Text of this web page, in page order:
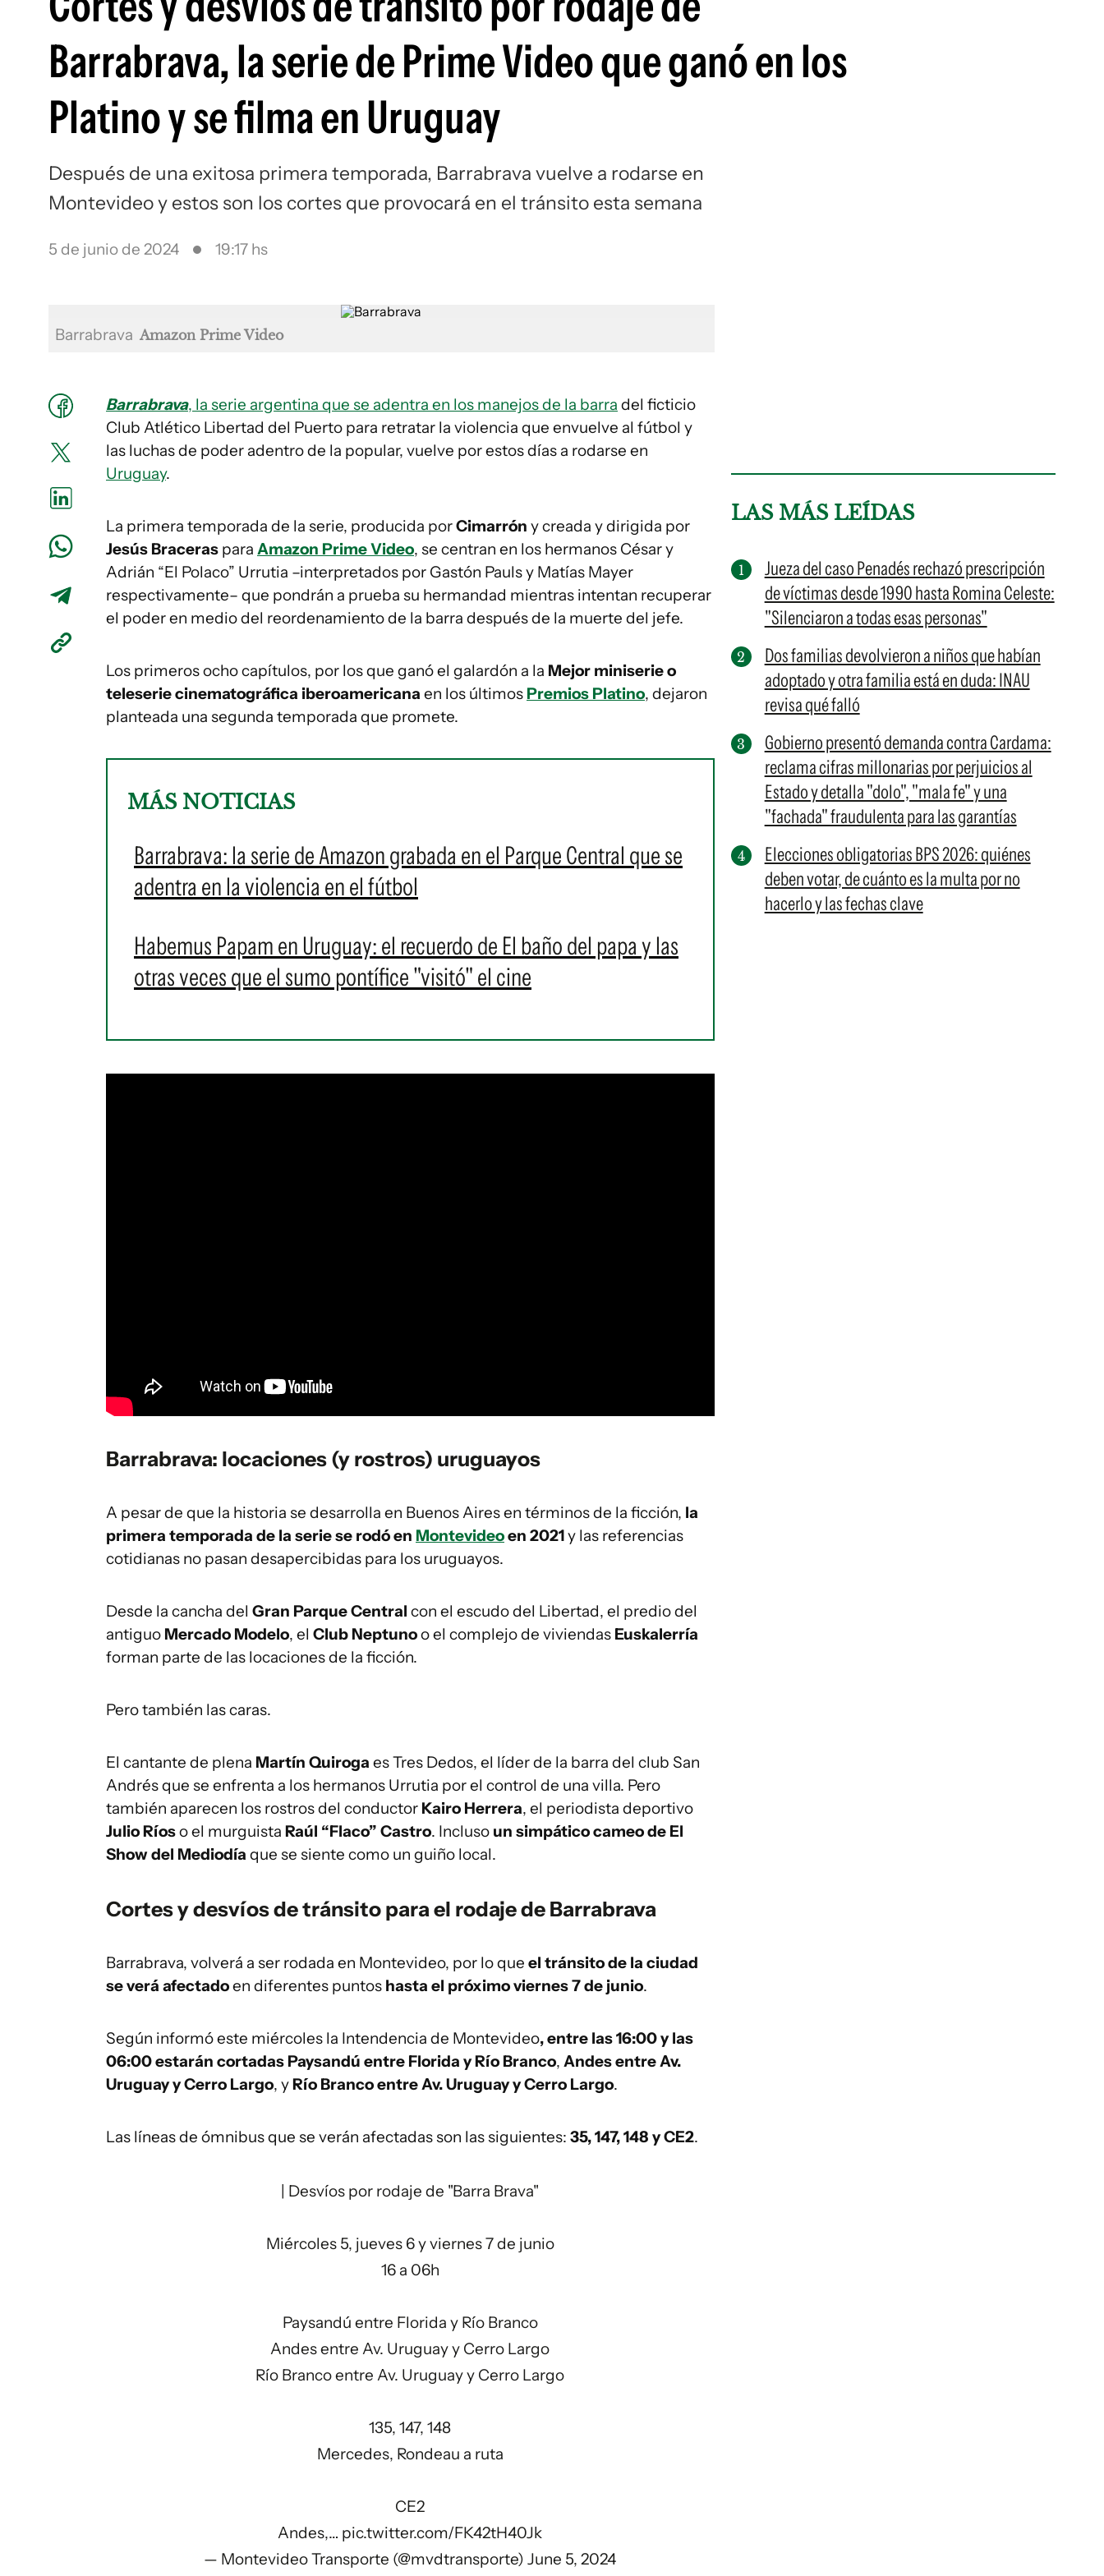
Barrabrava, la serie de Prime Video que ganó en los
Platino y se filma en Uruguay
Después de una exitosa primera temporada, Barrabrava vuelve a rodarse en
Montevideo y estos son los cortes que provocará en el tránsito esta semana
5 de junio de 2024 19:17 hs
Barrabrava Amazon Prime Video
Barrabrava, la serie argentina que se adentra en los manejos de la barra del ficticio
Club Atlético Libertad del Puerto para retratar la violencia que envuelve al fútbol y
las luchas de poder adentro de la popular, vuelve por estos días a rodarse en
Uruguay.
La primera temporada de la serie, producida porCimarrón y creada y dirigida por
Jesús Braceras para Amazon Prime Video, se centran en los hermanos César y
Adrián “El Polaco” Urrutia –interpretados por Gastón Pauls y Matías Mayer
respectivamente– que pondrán a prueba su hermandad mientras intentan recuperar
el poder en medio del reordenamiento de la barra después de la muerte del jefe.
Los primeros ocho capítulos, por los que ganó el galardón a la Mejor miniserie o
teleserie cinematográfica iberoamericana en los últimos Premios Platino, dejaron
planteada una segunda temporada que promete.
MÁS NOTICIAS
Barrabrava: la serie de Amazon grabada en el Parque Central que se
adentra en la violencia en el fútbol
Habemus Papam en Uruguay: el recuerdo de El baño del papa y las
otras veces que el sumo pontífice "visitó" el cine
Barrabrava: locaciones (y rostros) uruguayos
A pesar de que la historia se desarrolla en Buenos Aires en términos de la ficción, la
primera temporada de la serie se rodó en Montevideoen 2021y las referencias
cotidianas no pasan desapercibidas para los uruguayos.
Desde la cancha del Gran Parque Central con el escudo del Libertad, el predio del
antiguo Mercado Modelo, el Club Neptunoo el complejo de viviendas Euskalerría
forman parte de las locaciones de la ficción.
Pero también las caras.
El cantante de plena Martín Quiroga es Tres Dedos, el líder de la barra del club San
Andrés que se enfrenta a los hermanos Urrutia por el control de una villa. Pero
también aparecen los rostros del conductor Kairo Herrera, el periodista deportivo
Julio Ríoso el murguista Raúl “Flaco” Castro. Incluso un simpático cameo de El
Show del Mediodía que se siente como un guiño local.
Cortes y desvíos de tránsito para el rodaje de Barrabrava
Barrabrava, volverá a ser rodada en Montevideo, por lo que el tránsito de la ciudad
se verá afectadoen diferentes puntos hasta el próximo viernes 7 de junio.
Según informó este miércoles la Intendencia de Montevideo, entre las 16:00 y las
06:00 estarán cortadas Paysandú entre Florida y Río Branco, Andes entre Av.
Uruguay y Cerro Largo, yRío Branco entre Av. Uruguay y Cerro Largo.
Las líneas de ómnibus que se verán afectadas son las siguientes: 35, 147, 148 y CE2.
| Desvíos por rodaje de "Barra Brava"
Miércoles 5, jueves 6 y viernes 7 de junio
16 a 06h
Paysandú entre Florida y Río Branco
Andes entre Av. Uruguay y Cerro Largo
Río Branco entre Av. Uruguay y Cerro Largo
135, 147, 148
Mercedes, Rondeau a ruta
CE2
Andes,… pic.twitter.com/FK42tH40Jk
— Montevideo Transporte (@mvdtransporte)June 5, 2024
LAS MÁS LEÍDAS
Jueza del caso Penadés rechazó prescripción
de víctimas desde 1990 hasta Romina Celeste:
"Silenciaron a todas esas personas"
Dos familias devolvieron a niños que habían
adoptado y otra familia está en duda: INAU
revisa qué falló
Gobierno presentó demanda contra Cardama:
reclama cifras millonarias por perjuicios al
Estado y detalla "dolo", "mala fe" y una
"fachada" fraudulenta para las garantías
Elecciones obligatorias BPS 2026: quiénes
deben votar, de cuánto es la multa por no
hacerlo y las fechas clave